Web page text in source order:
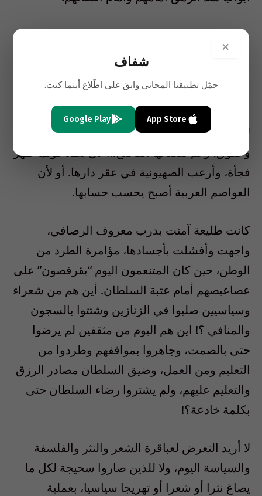
شعراؤنا ومثقفونا ومناضلونا وشبابنا وشيوخنا
ونساؤنا ورجالنا لم يهادنوا السلطان حتى في أحلك
ايامه على شعبنا وأكثرها سطوة وتعسفا وارهابا
لا أحبائي لم نصل الى ما نحن به من دمقراطية
وحقوق، رغم نقصانها الفاضح… لأن بطلا قوميا ظهر
فجأة، وأرعب الصهيونية في عقر دارها. أو لأن
العواصم العربية أصبح يحسب حسابها.
كانت طليعة آمنت بدرب معروف الرصافي،
واجهت وأفشلت بأجسادها، مؤامرة الطرد من
الوطن، حين كان المتنعمون اليوم “يقرفصون” على
عصاعيصهم أمام عتبة السلطان. أين هم من شعراء
وسياسيين صلبوا في الزنازين وشتتوا بالسجون
والمنافي ؟! اين هم اليوم من مثقفين لم يرضوا
حتى بالصمت، وجاهروا بمواقفهم وطردوا من
التعليم ومن العمل، وضيق السلطان مصادر الرزق
والتعليم عليهم، ولم يشتروا رضاء السلطان حتى
بكلمة خادعة؟!
لا أريد التعرض لعباقرة الشعر والنثر والفلسفة
والسياسة اليوم، ولا للذين صاروا سحيجة لكل ما
يصاغ نثرا أو شعرا أو تهريجا سياسيا، بعملية
×
شفاف
حمّل تطبيقنا المجاني وابقَ على اطّلاع أينما كنت.
App Store
Google Play